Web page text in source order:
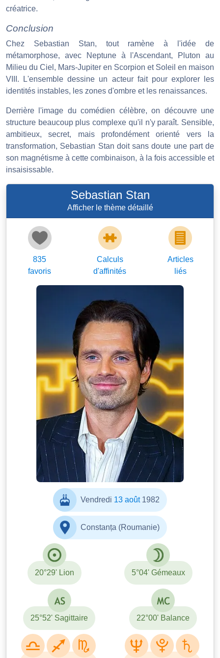
créatrice.
Conclusion
Chez Sebastian Stan, tout ramène à l'idée de
métamorphose, avec Neptune à l'Ascendant, Pluton au
Milieu du Ciel, Mars-Jupiter en Scorpion et Soleil en maison
VIII. L'ensemble dessine un acteur fait pour explorer les
identités instables, les zones d'ombre et les renaissances.
Derrière l'image du comédien célèbre, on découvre une
structure beaucoup plus complexe qu'il n'y paraît. Sensible,
ambitieux, secret, mais profondément orienté vers la
transformation, Sebastian Stan doit sans doute une part de
son magnétisme à cette combinaison, à la fois accessible et
insaisissable.
Sebastian Stan
Afficher le thème détaillé
835
favoris
Calculs
d'affinités
Articles
liés
Vendredi 13 août1982
Constanța (Roumanie)
20°29' Lion 5°04' Gémeaux
25°52' Sagittaire 22°00' Balance